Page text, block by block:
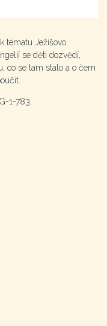
tématu Ježíšovo
se děti dozvědí,
co se tam stalo a o čem
1-783.